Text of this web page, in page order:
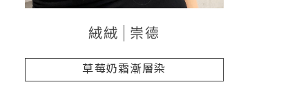
絨絨 崇德
草莓奶霜漸層染